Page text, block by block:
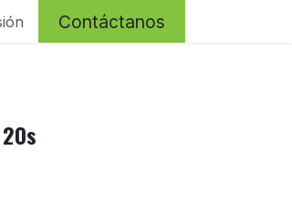
Contáctanos